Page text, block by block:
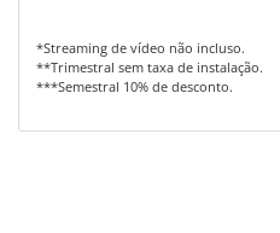
*Streaming de vídeo não incluso.
**Trimestral sem taxa de instalação.
***Semestral 10% de desconto.